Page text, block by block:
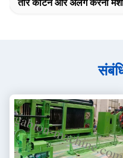
तार काटने और अलग करना